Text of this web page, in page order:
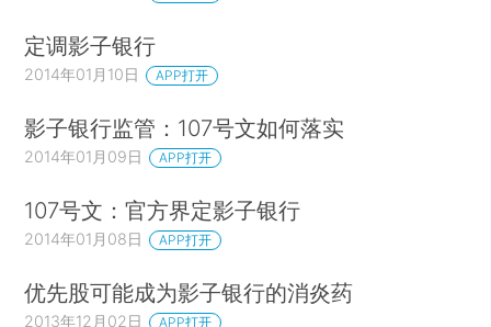
定调影子银行
2014年01月10日 APP打开
影子银行监管：107号文如何落实
2014年01月09日 APP打开
107号文：官方界定影子银行
2014年01月08日 APP打开
优先股可能成为影子银行的消炎药
2013年12月02日 APP打开